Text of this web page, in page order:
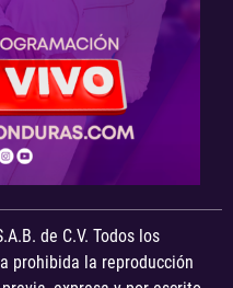
de C.V. Todos los
prohibida la reproducción